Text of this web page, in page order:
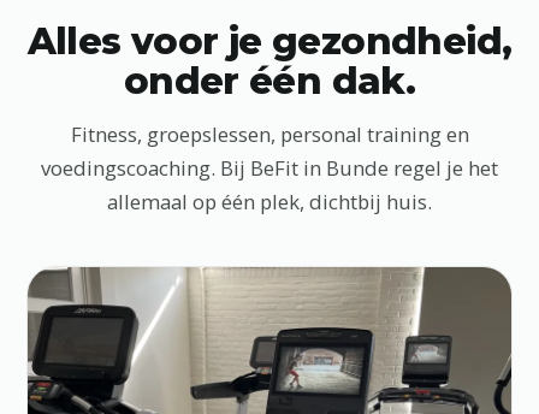
Alles voor je gezondheid,
onder één dak.
Fitness, groepslessen, personal training en
voedingscoaching. Bij BeFit in Bunde regel je het
allemaal op één plek, dichtbij huis.